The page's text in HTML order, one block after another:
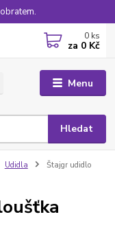
Menu
Hledat
0 ks
za 0 Kč
Udidla
Štajgr udidlo